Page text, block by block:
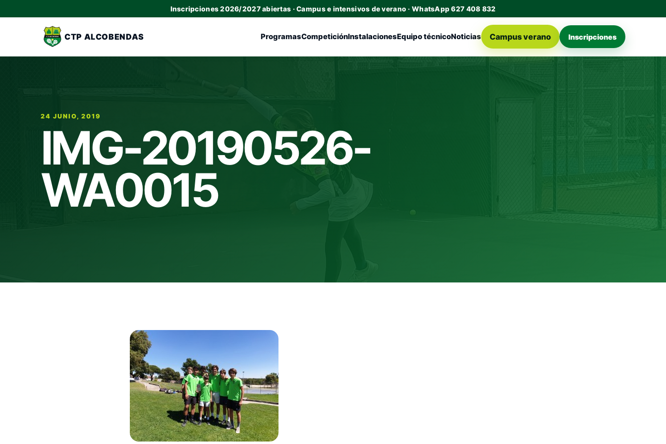
Inscripciones 2026/2027 abiertas · Campus e intensivos de verano · WhatsApp 627 408 832
CTP ALCOBENDAS ProgramasCompeticiónInstalacionesEquipo técnicoNoticias Campus verano Inscripciones
24 JUNIO, 2019
IMG-20190526-
WA0015